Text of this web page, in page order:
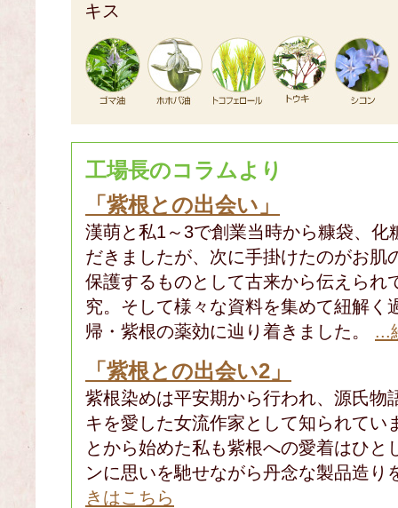
キス
工場長のコラムより
「紫根との出会い」
漢萌と私1～3で創業当時から糠袋、化
だきましたが、次に手掛けたのがお肌
保護するものとして古来から伝えられ
究。そして様々な資料を集めて紐解く
帰・紫根の薬効に辿り着きました。 ...
「紫根との出会い2」
紫根染めは平安期から行われ、源氏物
キを愛した女流作家として知られてい
とから始めた私も紫根への愛着はひと
ンに思いを馳せながら丹念な製品造
きはこちら